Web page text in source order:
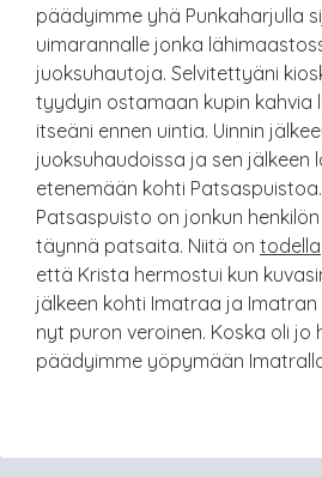
päädyimme yhä Punkaharjulla
uimarannalle jonka
juoksuhautoja. Selvitettyäni
tyydyin ostamaan kupin kahvia
itseäni ennen uintia. Uinnin
juoksuhaudoissa ja sen jälkeen
etenemään kohti Patsaspuistoa.
Patsaspuisto on jonkun
täynnä patsaita. Niitä on todella
että Krista hermostui kun
jälkeen kohti Imatraa ja Imatran
nyt puron veroinen. Koska oli jo
päädyimme yöpymään